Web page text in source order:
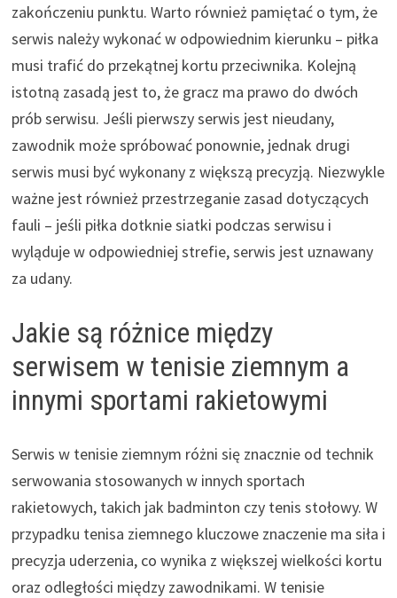
zakończeniu punktu. Warto również pamiętać o tym, że
serwis należy wykonać w odpowiednim kierunku – piłka
musi trafić do przekątnej kortu przeciwnika. Kolejną
istotną zasadą jest to, że gracz ma prawo do dwóch
prób serwisu. Jeśli pierwszy serwis jest nieudany,
zawodnik może spróbować ponownie, jednak drugi
serwis musi być wykonany z większą precyzją. Niezwykle
ważne jest również przestrzeganie zasad dotyczących
fauli – jeśli piłka dotknie siatki podczas serwisu i
wyląduje w odpowiedniej strefie, serwis jest uznawany
za udany.
Jakie są różnice między
serwisem w tenisie ziemnym a
innymi sportami rakietowymi
Serwis w tenisie ziemnym różni się znacznie od technik
serwowania stosowanych w innych sportach
rakietowych, takich jak badminton czy tenis stołowy. W
przypadku tenisa ziemnego kluczowe znaczenie ma siła i
precyzja uderzenia, co wynika z większej wielkości kortu
oraz odległości między zawodnikami. W tenisie